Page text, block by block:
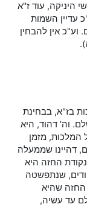
היניקה, עוד ז"א
עדיין השמות
וע"כ אין להבחין
בז"א, בבחינת
וה' דהוד, היא
המלכות, מזמן
דהיינו שממעלה
החזה היא
שנתפשטה
החזה שהיא
עד עשיה,